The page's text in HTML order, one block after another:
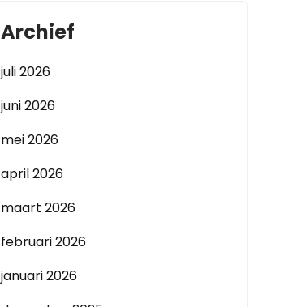
Archief
juli 2026
juni 2026
mei 2026
april 2026
maart 2026
februari 2026
januari 2026